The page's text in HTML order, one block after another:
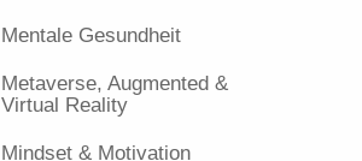
Mentale Gesundheit
Metaverse, Augmented &
Virtual Reality
Mindset & Motivation